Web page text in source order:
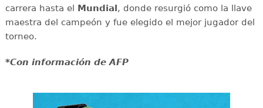
carrera hasta el Mundial, donde resurgió como la llave
maestra del campeón y fue elegido el mejor jugador del
torneo.
*Con información de AFP